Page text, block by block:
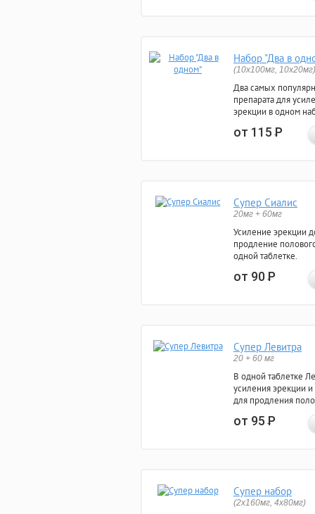
Набор "Два в
(10x100мг, 10x20мг)
Два самых
препарата для
эрекции в одном
от 115Р
Супер Сиалис
20мг + 60мг
Усиление эрекции
продление
одной таблетке.
от 90Р
Супер Левитра
20 + 60 мг
В одной таблетке
усиления эрекции
для продления
от 95Р
Супер набор
(2х160мг, 4х80мг)